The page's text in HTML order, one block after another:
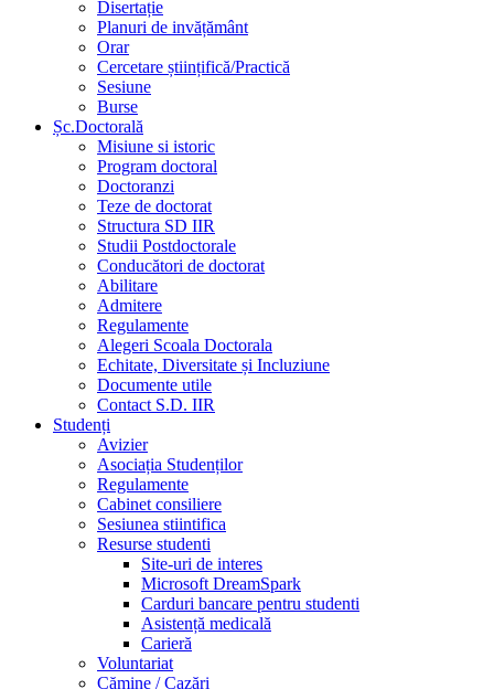
Disertație
Planuri de invățământ
Orar
Cercetare științifică/Practică
Sesiune
Burse
Șc.Doctorală
Misiune si istoric
Program doctoral
Doctoranzi
Teze de doctorat
Structura SD IIR
Studii Postdoctorale
Conducători de doctorat
Abilitare
Admitere
Regulamente
Alegeri Scoala Doctorala
Echitate, Diversitate și Incluziune
Documente utile
Contact S.D. IIR
Studenți
Avizier
Asociația Studenților
Regulamente
Cabinet consiliere
Sesiunea stiintifica
Resurse studenti
Site-uri de interes
Microsoft DreamSpark
Carduri bancare pentru studenti
Asistență medicală
Carieră
Voluntariat
Cămine / Cazări